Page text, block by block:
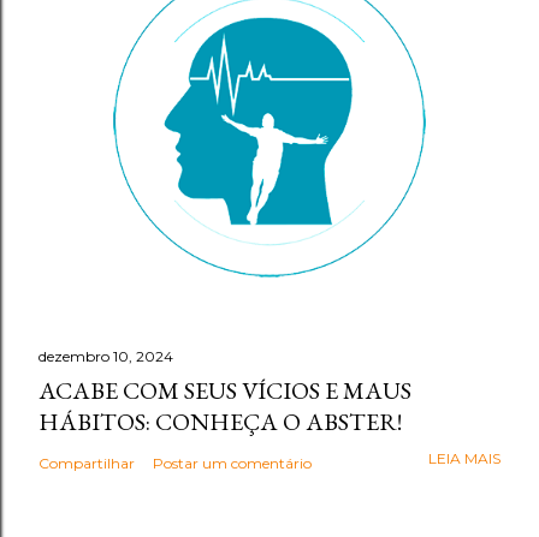
dezembro 10, 2024
ACABE COM SEUS VÍCIOS E MAUS
HÁBITOS: CONHEÇA O ABSTER!
Compartilhar Postar um comentário LEIA MAIS